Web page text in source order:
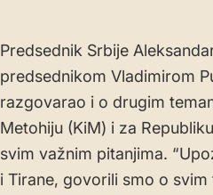
Predsednik Srbije
predsednikom Vladimirom
razgovarao i o drugim
Metohiju (KiM) i za
svim važnim pitanjima.
i Tirane, govorili smo o